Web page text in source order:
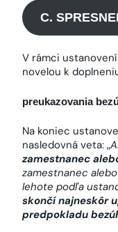
C.
V rámci ustanovení
novelou k
preukazovania
Na koniec
nasledovná veta: „
zamestnanec
zamestnanec
lehote podľa
skončí najneskôr
predpokladu